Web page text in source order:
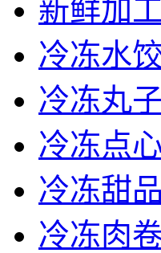
新鲜加
冷冻水
冷冻丸
冷冻点
冷冻甜
冷冻肉